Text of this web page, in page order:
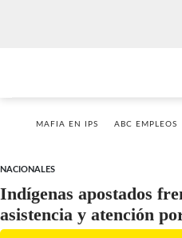
MAFIA EN IPS ABC EMPLEOS
NACIONALES
Indígenas apostados
asistencia y atención